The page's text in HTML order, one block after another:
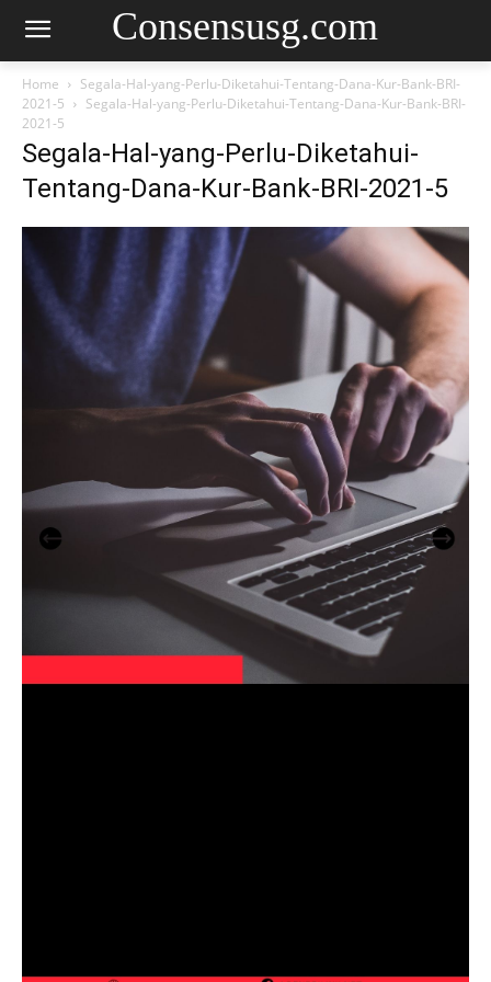
Consensusg.com
Home
Segala-Hal-yang-Perlu-Diketahui-Tentang-Dana-Kur-Bank-BRI-
2021-5
Segala-Hal-yang-Perlu-Diketahui-Tentang-Dana-Kur-Bank-BRI-
2021-5
Segala-Hal-yang-Perlu-Diketahui-
Tentang-Dana-Kur-Bank-BRI-2021-5